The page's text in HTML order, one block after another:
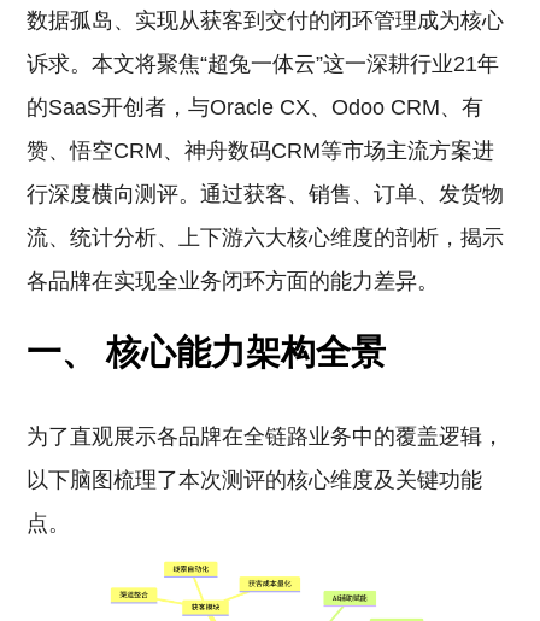
数据孤岛、实现从获客到交付的闭环管理成为核心
诉求。本文将聚焦“超兔一体云”这一深耕行业21年
的SaaS开创者，与Oracle CX、Odoo CRM、有
赞、悟空CRM、神舟数码CRM等市场主流方案进
行深度横向测评。通过获客、销售、订单、发货物
流、统计分析、上下游六大核心维度的剖析，揭示
各品牌在实现全业务闭环方面的能力差异。
一、 核心能力架构全景
为了直观展示各品牌在全链路业务中的覆盖逻辑，
以下脑图梳理了本次测评的核心维度及关键功能
点。